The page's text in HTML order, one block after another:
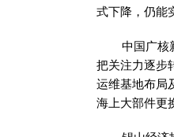
式下降，仍能
中国广核新
把关注力逐步
运维基地布局
海上大部件更